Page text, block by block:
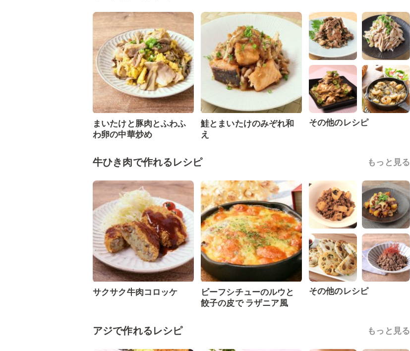
まいたけと豚肉とふわふ
わ卵の中華炒め
鮭とまいたけのみぞれ和
え
その他のレシピ
牛ひき肉で作れるレシピ もっと見る
サクサク牛肉コロッケ
ビーフシチューのルウと
餃子の皮で ラザニア風
その他のレシピ
アジで作れるレシピ もっと見る